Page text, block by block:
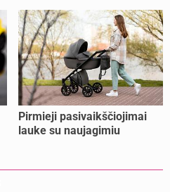
Pirmieji pasivaikščiojimai
lauke su naujagimiu